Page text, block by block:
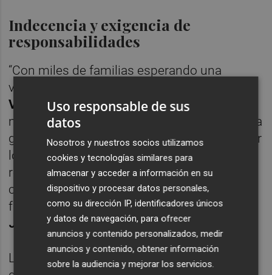
Indecencia y exigencia de
responsabilidades
“Con miles de familias esperando una
vivienda pública en toda la
Valenciana y la realidad dramática del
mercado de la vivienda, es de una indecencia
gigante que elPPni cumpla la ley para frenar
los precios y que, al mismo tiempo, se
repartan presuntamente los pisos
construidos con dinero público como si
fuera su cortijo particular”, ha lamentado
Jiménez.
La secretaria de Organización ha reclamado
Uso responsable de sus
datos
Nosotros y nuestros socios utilizamos
cookies y tecnologías similares para
almacenar y acceder a información en su
dispositivo y procesar datos personales,
como su dirección IP, identificadores únicos
y datos de navegación, para ofrecer
anuncios y contenido personalizados, medir
anuncios y contenido, obtener información
sobre la audiencia y mejorar los servicios.